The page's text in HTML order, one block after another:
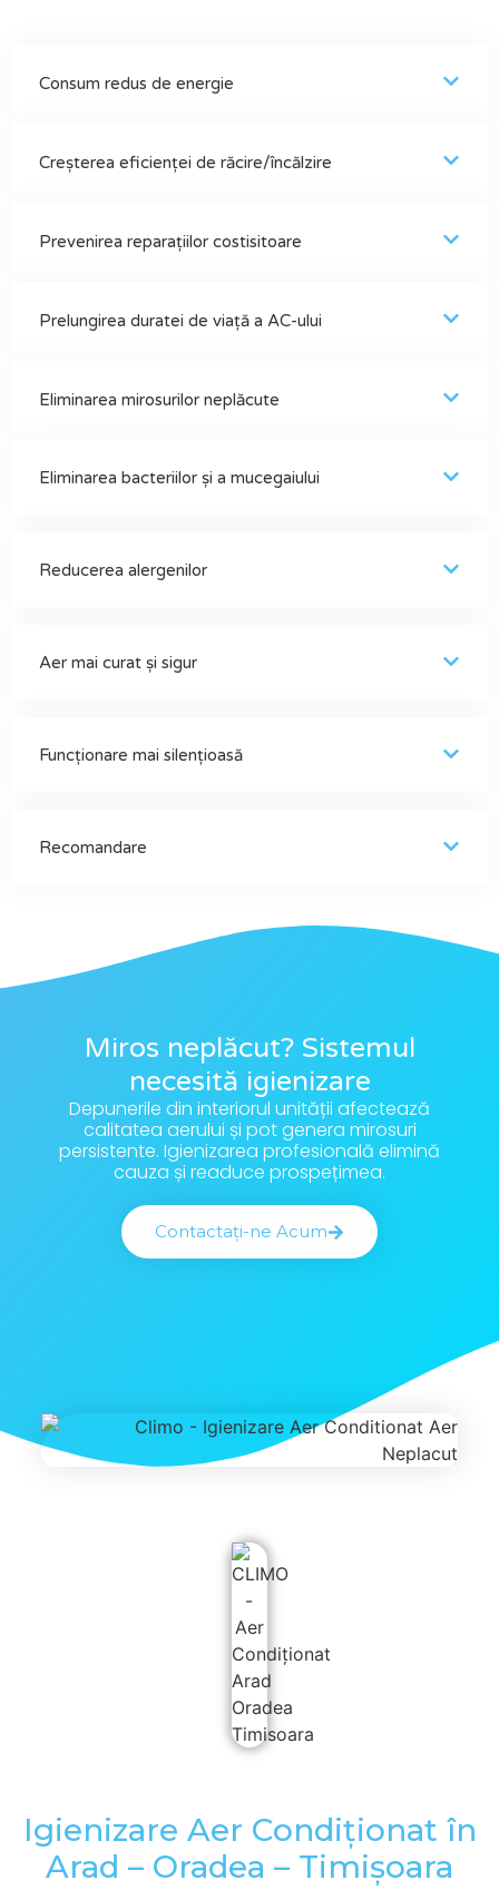
Consum redus de energie
Creșterea eficienței de răcire/încălzire
Prevenirea reparațiilor costisitoare
Prelungirea duratei de viață a AC-ului
Eliminarea mirosurilor neplăcute
Eliminarea bacteriilor și a mucegaiului
Reducerea alergenilor
Aer mai curat și sigur
Funcționare mai silențioasă
Recomandare
Miros neplăcut? Sistemul
necesită igienizare
Depunerile din interiorul unității afectează
calitatea aerului și pot genera mirosuri
persistente. Igienizarea profesională elimină
cauza și readuce prospețimea.
Contactați-ne Acum
Igienizare Aer Condiționat în
Arad – Oradea – Timișoara